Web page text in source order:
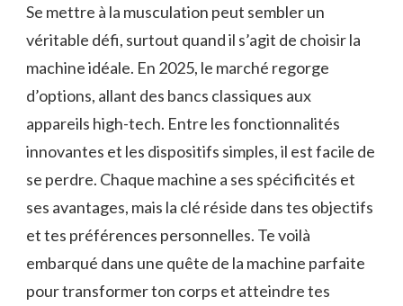
Se mettre à la musculation peut sembler un
véritable défi, surtout quand il s’agit de choisir la
machine idéale. En 2025, le marché regorge
d’options, allant des bancs classiques aux
appareils high-tech. Entre les fonctionnalités
innovantes et les dispositifs simples, il est facile de
se perdre. Chaque machine a ses spécificités et
ses avantages, mais la clé réside dans tes objectifs
et tes préférences personnelles. Te voilà
embarqué dans une quête de la machine parfaite
pour transformer ton corps et atteindre tes